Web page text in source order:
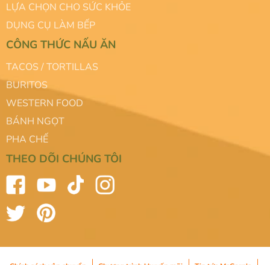
LỰA CHỌN CHO SỨC KHỎE
DỤNG CỤ LÀM BẾP
CÔNG THỨC NẤU ĂN
TACOS / TORTILLAS
BURITOS
WESTERN FOOD
BÁNH NGỌT
PHA CHẾ
THEO DÕI CHÚNG TÔI